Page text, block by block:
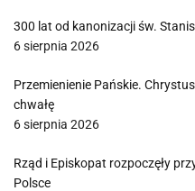
300 lat od kanonizacji św.
6 sierpnia 2026
Przemienienie Pańskie.
chwałę
6 sierpnia 2026
Rząd i Episkopat rozpoczęły
Polsce